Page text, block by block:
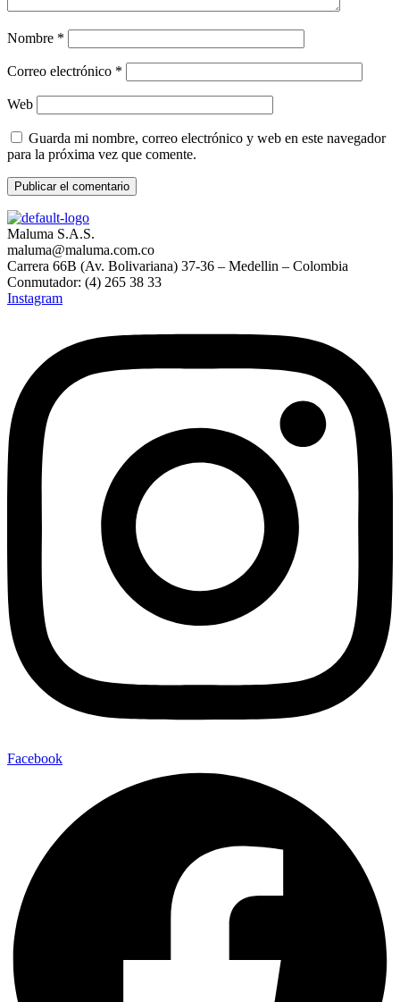
Nombre *
Correo electrónico *
Web
Guarda mi nombre, correo electrónico y web en este navegador
para la próxima vez que comente.
Maluma S.A.S.
maluma@maluma.com.co
Carrera 66B (Av. Bolivariana) 37-36 – Medellin – Colombia
Conmutador: (4) 265 38 33
Instagram
Facebook